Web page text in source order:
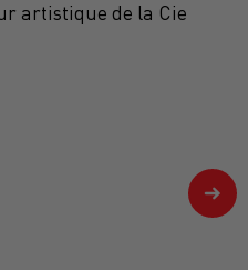
artistique de la Cie